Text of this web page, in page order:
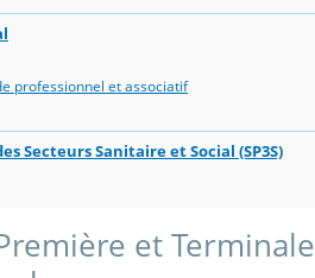
professionnel et associatif
Secteurs Sanitaire et Social (SP3S)
et Terminale